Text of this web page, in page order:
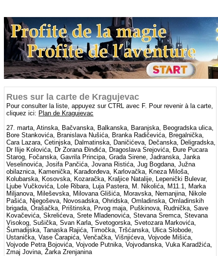
Rues sur la carte de Kragujevac
Pour consulter la liste, appuyez sur CTRL avec F. Pour revenir à la carte,
cliquez ici: Plan de Kragujevac
27. marta, Atinska, Bačvanska, Balkanska, Baranjska, Beogradska ulica,
Bore Stankovića, Branislava Nušića, Branka Radičevića, Bregalnička,
Cara Lazara, Cetinjska, Dalmatinska, Daničićeva, Dečanska, Deligradska,
Dr Ilije Kolovića, Dr Zorana Đinđića, Dragoslava Srejovića, Đure Pucara
Starog, Fočanska, Gavrila Principa, Grada Sirene, Jadranska, Janka
Veselinovića, Josifa Pančića, Jovana Ristića, Jug Bogdana, Južna
obilaznica, Kamenička, Karađorđeva, Karlovačka, Kneza Miloša,
Kolubarska, Kosovska, Kozaračka, Kraljice Natalije, Lepenički Bulevar,
Ljube Vučkovića, Lole Ribara, Luja Pastera, M. Nikolića, M11.1, Marka
Miljanova, Mileševska, Milovana Glišića, Moravska, Nemanjina, Nikole
Pašića, Njegoševa, Novosadska, Ohridska, Omladinska, Omladinskih
brigada, Orašačka, Prištinska, Prvog maja, Puškinova, Rudnička, Save
Kovačevića, Skrelićeva, Srete Mladenovića, Stevana Sremca, Stevana
Visokog, Sušička, Svan Karla, Svetogorska, Svetozara Markovića,
Šumadijska, Tanaska Rajića, Timočka, Tršćanska, Ulica Slobode,
Ustanička, Vase Čarapića, Venčačka, Višnjićeva, Vojvode Mišića,
Vojvode Petra Bojovića, Vojvode Putnika, Vojvođanska, Vuka Karadžića,
Zmaj Jovina, Žarka Zrenjanina